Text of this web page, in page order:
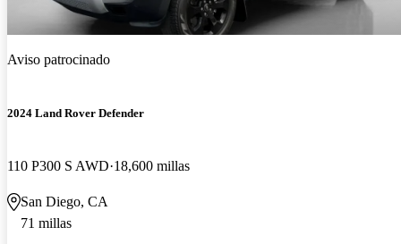
Aviso patrocinado
2024 Land Rover Defender
110 P300 S AWD 18,600 millas
San Diego, CA
71 millas